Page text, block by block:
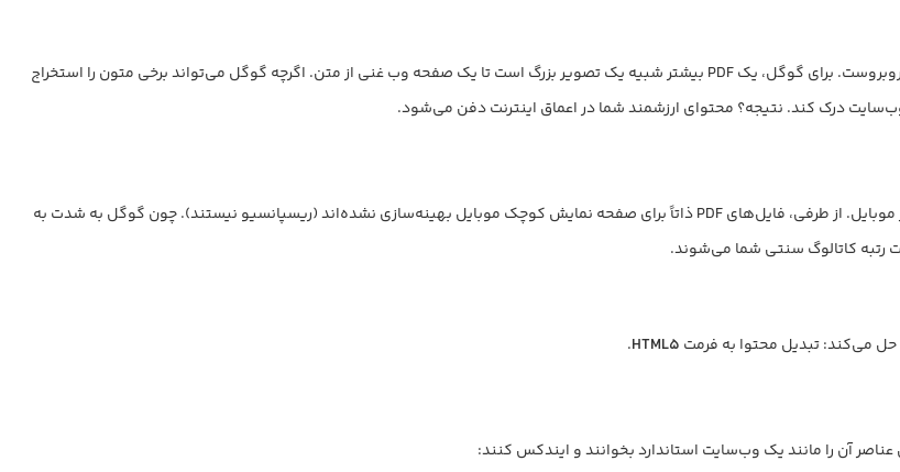
گوگل در خواندن و ایندکس کردن اطلاعات درون یک فایل PDF، با محدودیت‌های زیادی روبروست. برای گوگل، یک PDF بیشتر شبیه یک تصویر بزرگ است تا یک صفحه وب غنی از متن. اگرچه گوگل می‌تواند برخی متون را استخراج
فایل‌های PDF اغلب حجم سنگینی دارند و زمان زیادی برای بارگذاری نیاز دارند، به‌ویژه در موبایل. از طرفی، فایل‌های PDF ذاتاً برای صفحه نمایش کوچک موبایل بهینه‌سازی نشده‌اند (ریسپانسیو نیستند). چون گوگل به شدت به
حل می‌کند: تبدیل محتوا به فرمت HTML5
.